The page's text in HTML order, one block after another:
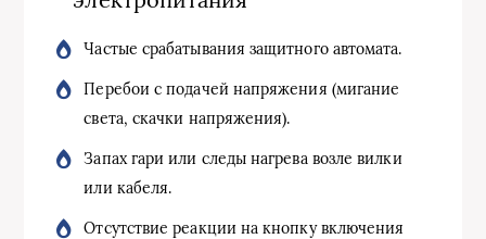
Частые срабатывания защитного автомата.
Перебои с подачей напряжения (мигание
света, скачки напряжения).
Запах гари или следы нагрева возле вилки
или кабеля.
Отсутствие реакции на кнопку включения